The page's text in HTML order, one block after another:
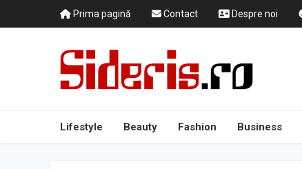
Prima pagină Contact Despre noi
Lifestyle Beauty Fashion Business